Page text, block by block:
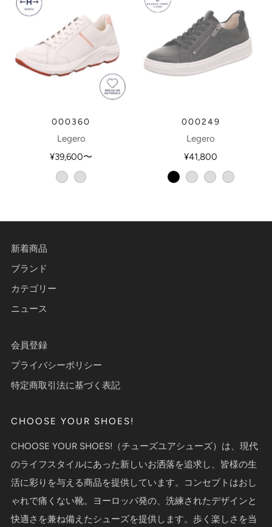
000360
Legero
¥39,600〜
weissaria
000249
Legero
¥41,800
schwarz
weissaluminiopaleyellow
新着商品
ブランド
カテゴリー
ニュース
会員登録
プライバシーポリシー
特定商取引法に基づく表記
CHOOSE YOUR SHOES!
CHOOSE YOUR SHOES!（チューズユアシューズ）は、現代
のライフスタイルにあった新しいお洒落を追求し、皆様の生
活に彩りを与える商品を提供しています。コンセプトはおし
ゃれで痛くない靴。ヨーロッパ発の、洗練されたデザインと
快適さを兼ね備えたシューズを提供します。歩く楽しさを当